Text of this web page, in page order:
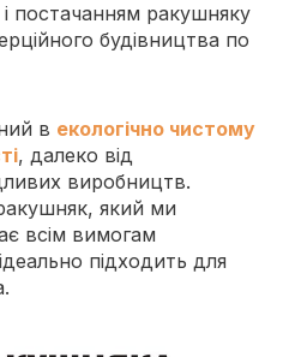
постачанням ракушняку
будівництва по
в екологічно чистому
, далеко від
виробництв.
який ми
всім вимогам
підходить для